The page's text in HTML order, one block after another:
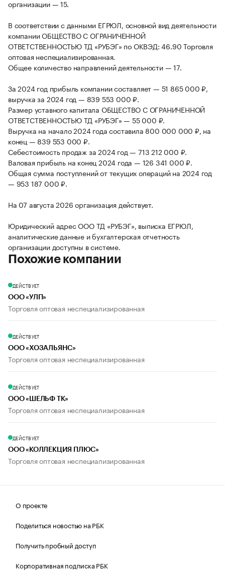
организации — 15.
В соответствии с данными ЕГРЮЛ, основной вид деятельности
компании ОБЩЕСТВО С ОГРАНИЧЕННОЙ
ОТВЕТСТВЕННОСТЬЮ ТД «РУБЭГ» по ОКВЭД: 46.90 Торговля
оптовая неспециализированная.
Общее количество направлений деятельности — 17.
За 2024 год прибыль компании составляет — 51 865 000 ₽,
выручка за 2024 год — 839 553 000 ₽.
Размер уставного капитала ОБЩЕСТВО С ОГРАНИЧЕННОЙ
ОТВЕТСТВЕННОСТЬЮ ТД «РУБЭГ» — 55 000 ₽.
Выручка на начало 2024 года составила 800 000 000 ₽, на
конец — 839 553 000 ₽.
Себестоимость продаж за 2024 год — 713 212 000 ₽.
Валовая прибыль на конец 2024 года — 126 341 000 ₽.
Общая сумма поступлений от текущих операций на 2024 год
— 953 187 000 ₽.
На 07 августа 2026 организация действует.
Юридический адрес ООО ТД «РУБЭГ», выписка ЕГРЮЛ,
аналитические данные и бухгалтерская отчетность
организации доступны в системе.
Похожие компании
ДЕЙСТВУЕТ
ООО «УЛП»
Торговля оптовая неспециализированная
ДЕЙСТВУЕТ
ООО «ХОЗАЛЬЯНС»
Торговля оптовая неспециализированная
ДЕЙСТВУЕТ
ООО «ШЕЛЬФ ТК»
Торговля оптовая неспециализированная
ДЕЙСТВУЕТ
ООО «КОЛЛЕКЦИЯ ПЛЮС»
Торговля оптовая неспециализированная
О проекте
Поделиться новостью на РБК
Получить пробный доступ
Корпоративная подписка РБК